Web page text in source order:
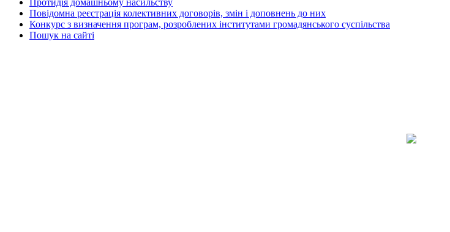
Протидія домашньому насильству
Повідомна реєстрація колективних договорів, змін і доповнень до них
Конкурс з визначення програм, розроблених інститутами громадянського суспільства
Пошук на сайті